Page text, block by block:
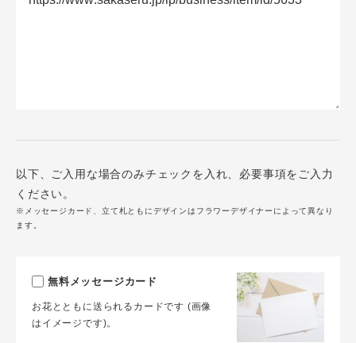
以下、ご入用な場合のみチェックを入れ、必要事項をご入力
ください。
※メッセージカード、立て札ともにデザインはフラワーデザイナーによって異なり
ます。
無料メッセージカード
お花とともに送られるカードです (画像
はイメージです)。